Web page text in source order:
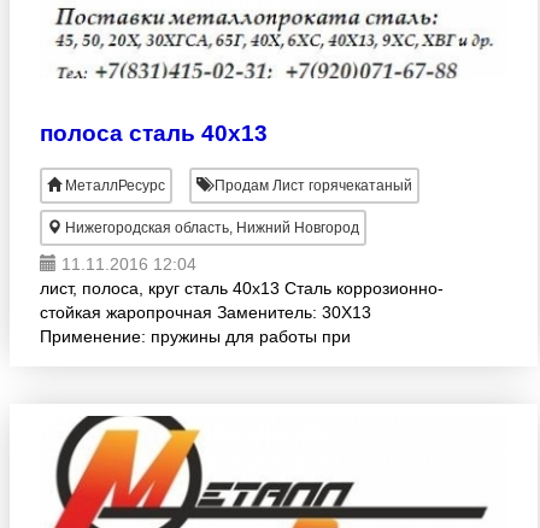
полоса сталь 40х13
МеталлРесурс Продам Лист горячекатаный
Нижегородская область, Нижний Новгород
11.11.2016 12:04
лист, полоса, круг сталь 40х13 Сталь коррозионно-
стойкая жаропрочная Заменитель: 30Х13
Применение: пружины для работы при